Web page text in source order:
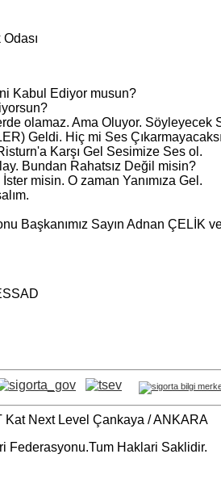
Kabul Ediyor musun?
olamaz. Ama Oluyor. Söyleyecek
Geldi. Hiç mi Ses
Karşı Gel Sesimize Ses ol.
Bundan Rahatsız Değil misin?
misin. O zaman Yanımıza Gel.
Başkanımız Sayın Adnan ÇELİK
Kat Next Level Çankaya / ANKARA
Federasyonu.Tum Haklari Saklidir.